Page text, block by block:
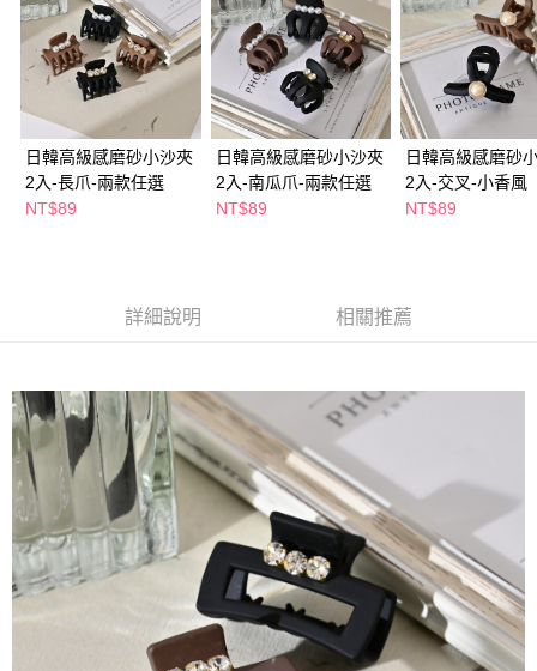
便利好安心！
１．簡單：不需註冊會員、不需綁卡、不需儲值。
２．便利：只要手機號碼，簡訊認證，即可結帳。
３．安心：先確認商品／服務後，再付款。
【「AFTEE先享後付」結帳流程】
１．於結帳方式選擇「AFTEE先享後付」後，將跳轉至「AFTEE先享後付」
結帳頁面，進行簡訊認證並確認金額後，即可完成結帳。
２．訂單成立數日內，您將收到繳費通知簡訊。
３．收到繳費通知簡訊後14天內，點擊此簡訊中的連結，可透過四大超商／
※ 交易是否成功請以「AFTEE先享後付 」之結帳頁面顯示為準，若有關於
【注意事項】
１．透過由恩沛科技股份有限公司提供之「AFTEE先享後付」服務完成之交
易，需依本服務之必要範圍內提供個人資料，並將交易相關給付款項請求債
權轉讓予恩沛科技股份有限公司。
２．關於個人資料處理事宜，請瀏覽以下網址：
https://aftee.tw/terms/#terms3
３．未成年的使用者請事先徵得法定代理人或監護人之同意方可使用
「AFTEE先享後付」，若未經同意申辦者引起之損失，本公司不負相關責
任。
４．使用「AFTEE先享後付」時，將依據個別帳號之用戶狀況，依本公司即
時審查核予不同之上限額度；若仍有額度不足之情形，本公司將視審查結果
請求用戶進行身份認證。
５．嚴禁一人註冊多個帳號或使用他人資訊註冊。若發現惡意使用之情形，
運送方式
全家取貨付款
每筆NT$65，滿NT$390(含以上)免運費
付款後全家取貨
每筆NT$65，滿NT$390(含以上)免運費
付款後萊爾富取貨
7-11取貨付款
每筆NT$65，滿NT$490(含以上)免運費
付款後7-11取貨
每筆NT$65，滿NT$490(含以上)免運費
宅配(本島)
每筆NT$100，滿NT$790(含以上)免運費
付款後寶雅門市自取(由倉庫統一出貨)
每筆NT$80，滿NT$290(含以上)免運費
日韓高級感磨砂小沙夾
2入-長爪-兩款任選
NT$89
日韓高級感磨砂小沙夾
2入-南瓜爪-兩款任選
NT$89
日韓高級感磨砂
2入-交叉-小香風
NT$89
詳細說明 相關推薦